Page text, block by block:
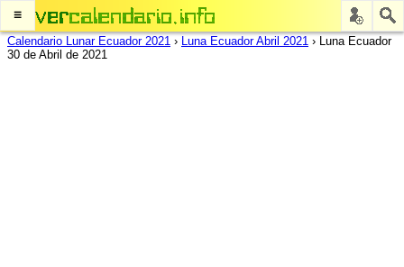
≡
Calendario Lunar Ecuador 2021 › Luna Ecuador Abril 2021 › Luna Ecuador
30 de Abril de 2021